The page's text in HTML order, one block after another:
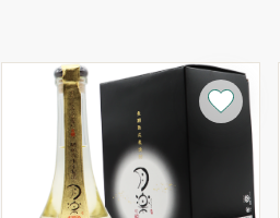
ならば、今回の無濾過生原酒は勢い
のある鮮やかさと可愛らしさのある
酒質。開けたてにはフレッシュなガ
ス感があり、エレガントな吟醸香。
一口目からピチピチとした微発泡感
と米のジューシーな旨甘味が広が